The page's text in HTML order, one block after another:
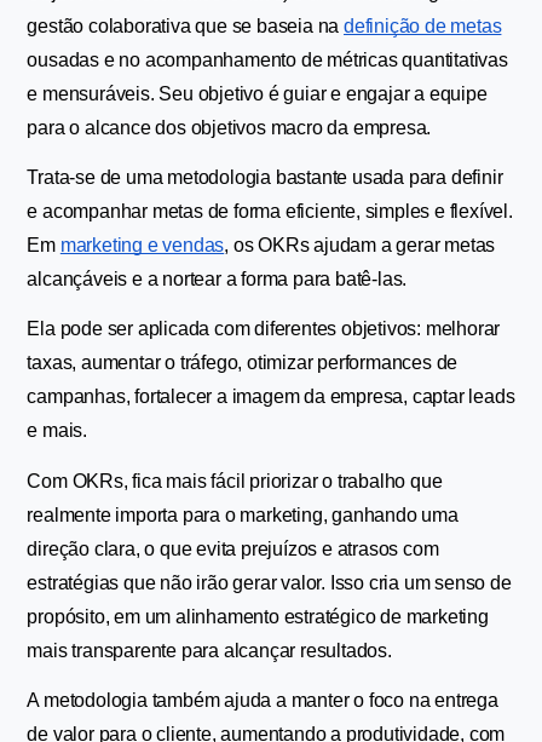
gestão colaborativa que se baseia na definição de metas
ousadas e no acompanhamento de métricas quantitativas
e mensuráveis. Seu objetivo é guiar e engajar a equipe
para o alcance dos objetivos macro da empresa.
Trata-se de uma metodologia bastante usada para definir
e acompanhar metas de forma eficiente, simples e flexível.
Em marketing e vendas, os OKRs ajudam a gerar metas
alcançáveis e a nortear a forma para batê-las.
Ela pode ser aplicada com diferentes objetivos: melhorar
taxas, aumentar o tráfego, otimizar performances de
campanhas, fortalecer a imagem da empresa, captar leads
e mais.
Com OKRs, fica mais fácil priorizar o trabalho que
realmente importa para o marketing, ganhando uma
direção clara, o que evita prejuízos e atrasos com
estratégias que não irão gerar valor. Isso cria um senso de
propósito, em um alinhamento estratégico de marketing
mais transparente para alcançar resultados.
A metodologia também ajuda a manter o foco na entrega
de valor para o cliente, aumentando a produtividade, com